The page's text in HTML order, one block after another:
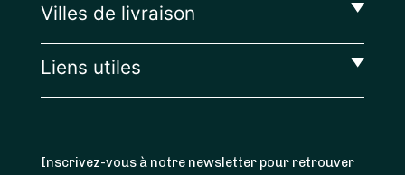
Villes de livraison
Liens utiles
Inscrivez-vous à notre newsletter pour retrouver